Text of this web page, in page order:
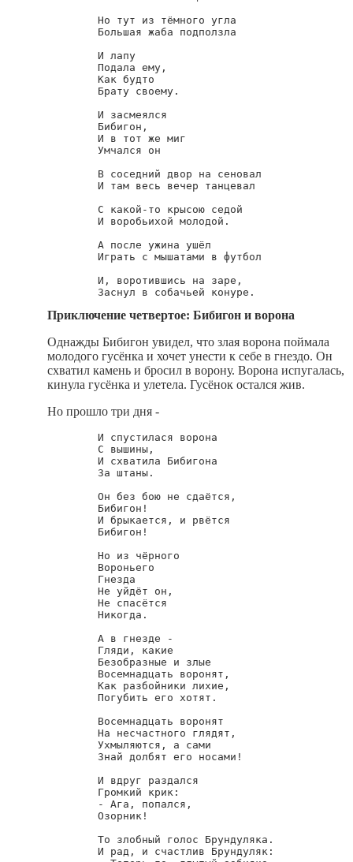
        Но тут из тёмного угла
        Большая жаба подползла
        И лапу
        Подала ему,
        Как будто
        Брату своему.
        И засмеялся
        Бибигон,
        И в тот же миг
        Умчался он
        В соседний двор на сеновал
        И там весь вечер танцевал
        С какой-то крысою седой
        И воробьихой молодой.
        А после ужина ушёл
        Играть с мышатами в футбол
        И, воротившись на заре,
Приключение четвертое: Бибигон и ворона
Однажды Бибигон увидел, что злая ворона поймала
молодого гусёнка и хочет унести к себе в гнездо. Он
схватил камень и бросил в ворону. Ворона испугалась,
кинула гусёнка и улетела. Гусёнок остался жив.
Но прошло три дня -
        И спустилася ворона
        С вышины,
        И схватила Бибигона
        За штаны.
        Он без бою не сдаётся,
        Бибигон!
        И брыкается, и рвётся
        Бибигон!
        Но из чёрного
        Вороньего
        Гнезда
        Не уйдёт он,
        Не спасётся
        Никогда.
        А в гнезде -
        Гляди, какие
        Безобразные и злые
        Восемнадцать воронят,
        Как разбойники лихие,
        Погубить его хотят.
        Восемнадцать воронят
        На несчастного глядят,
        Ухмыляются, а сами
        Знай долбят его носами!
        И вдруг раздался
        Громкий крик:
        - Ага, попался,
        Озорник!
        То злобный голос Брундуляка.
        И рад, и счастлив Брундуляк: